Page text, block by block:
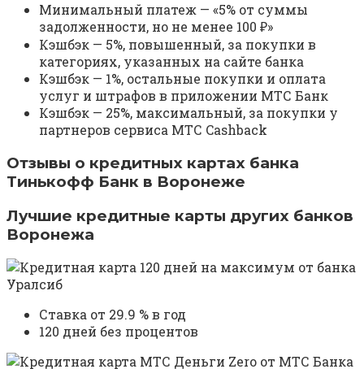
Минимальный платеж — «5% от суммы
задолженности, но не менее 100 ₽»
Кэшбэк — 5%, повышенный, за покупки в
категориях, указанных на сайте банка
Кэшбэк — 1%, остальные покупки и оплата
услуг и штрафов в приложении МТС Банк
Кэшбэк — 25%, максимальный, за покупки у
партнеров сервиса МТС Cashback
Отзывы о кредитных картах банка
Тинькофф Банк в Воронеже
Лучшие кредитные карты других банков
Воронежа
Ставка от 29.9 % в год
120 дней без процентов